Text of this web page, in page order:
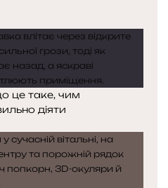
це таке, чим
діяти